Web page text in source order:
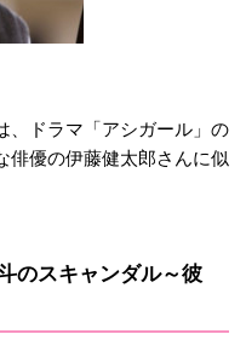
、ドラマ「アシガール」の
俳優の伊藤健太郎さんに似
のスキャンダル～彼